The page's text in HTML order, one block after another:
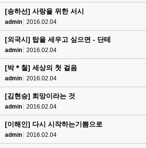
[송하선] 사랑을 위한 서시
admin 2016.02.04
[외국시] 탑을 세우고 싶으면 - 단테
admin 2016.02.04
[박＊철] 세상의 첫 걸음
admin 2016.02.04
[김현승] 희망이라는 것
admin 2016.02.04
[이해인] 다시 시작하는기쁨으로
admin 2016.02.04